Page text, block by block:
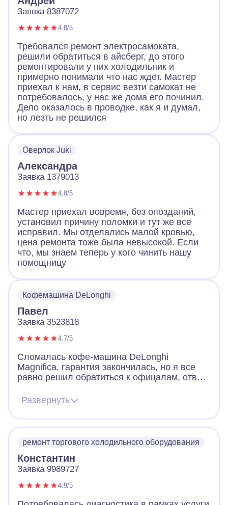
Заявка 8387072
4.8/5
Требовался ремонт электросамоката,
решили обратиться в айсберг, до этого
ремонтировали у них холодильник и
примерно понимали что нас ждет. Мастер
приехал к нам, в сервис везти самокат не
потребовалось, у нас же дома его починил.
Дело оказалось в проводке, как я и думал,
но лезть не решился
Оверлок Juki
Александра
Заявка 1379013
4.8/5
Мастер приехал вовремя, без опозданий,
установил причину поломки и тут же все
исправил. Мы отделались малой кровью,
цена ремонта тоже была невысокой. Если
что, мы знаем теперь у кого чинить нашу
помощницу
Кофемашина DeLonghi
Павел
Заявка 3523818
4.7/5
Сломалась кофе-машина DeLonghi
Magnifica, гарантия закончилась, но я все
равно решил обратиться к офицалам, ответ
мин на неделю. Я нашёл Айсберг, ответили
быстро, мастер приехал на след день,
осмотрев машину, забрал ее и уже через
день привез назад полностью
отремонтированной. Супер!
Развернуть
ремонт торгового холодильного оборудования
Константин
Заявка 9989727
4.9/5